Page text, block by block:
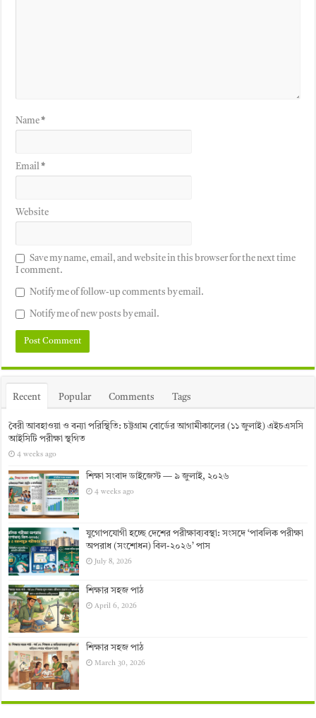
Name*
Email*
Website
Save my name, email, and website in this browser for the next time
I comment.
Notify me of follow-up comments by email.
Notify me of new posts by email.
Recent Popular Comments Tags
বৈরী আবহাওয়া ও বন্যা পরিস্থিতি: চট্টগ্রাম বোর্ডের আগামীকালের (১১ জুলাই) এইচএসসি
আইসিটি পরীক্ষা স্থগিত
4 weeks ago
শিক্ষা সংবাদ ডাইজেস্ট — ৯ জুলাই, ২০২৬
4 weeks ago
যুগোপযোগী হচ্ছে দেশের পরীক্ষাব্যবস্থা: সংসদে ‘পাবলিক পরীক্ষা
অপরাধ (সংশোধন) বিল-২০২৬’ পাস
July 8, 2026
শিক্ষার সহজ পাঠ
April 6, 2026
শিক্ষার সহজ পাঠ
March 30, 2026